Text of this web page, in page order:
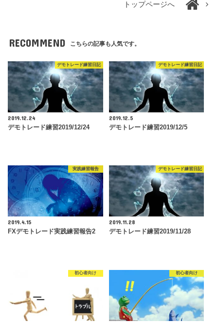
トップページへ
RECOMMEND こちらの記事も人気です。
デモトレード練習日記
2019.12.24
デモトレード練習2019/12/24
デモトレード練習日記
2019.12.5
デモトレード練習2019/12/5
実践練習報告
2019.4.15
FXデモトレード実践練習報告2
デモトレード練習日記
2019.11.28
デモトレード練習2019/11/28
初心者向け 初心者向け